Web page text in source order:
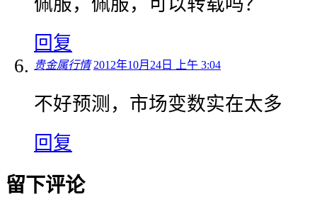
回复
贵金属行情 2012年10月24日 上午 3:04
不好预测，市场变数实在太多
回复
留下评论